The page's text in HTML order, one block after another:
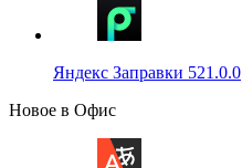
Яндекс Заправки 521.0.0
Новое в Офис